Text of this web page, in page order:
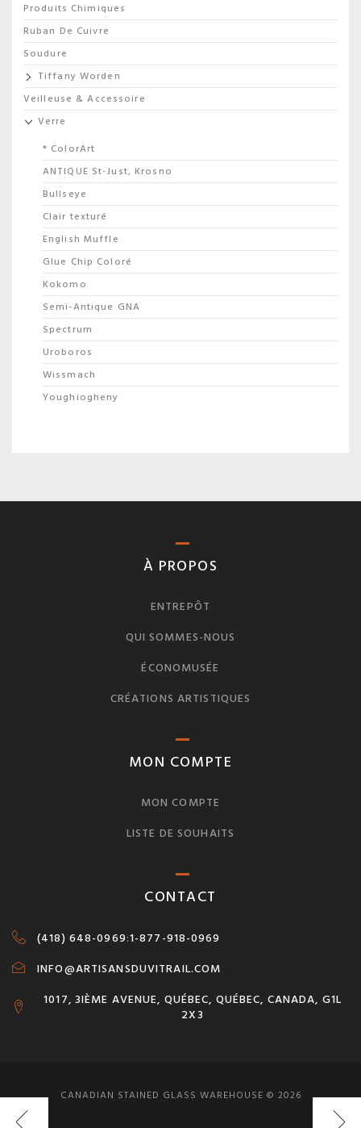
Produits Chimiques
Ruban De Cuivre
Soudure
Tiffany Worden
Veilleuse & Accessoire
Verre
* ColorArt
ANTIQUE St-Just, Krosno
Bullseye
Clair texturé
English Muffle
Glue Chip Coloré
Kokomo
Semi-Antique GNA
Spectrum
Uroboros
Wissmach
Youghiogheny
À PROPOS
ENTREPÔT
QUI SOMMES-NOUS
ÉCONOMUSÉE
CRÉATIONS ARTISTIQUES
MON COMPTE
MON COMPTE
LISTE DE SOUHAITS
CONTACT
(418) 648-0969:1-877-918-0969
INFO@ARTISANSDUVITRAIL.COM
1017, 3IÈME AVENUE, QUÉBEC, QUÉBEC, CANADA, G1L
2X3
CANADIAN STAINED GLASS WAREHOUSE © 2026